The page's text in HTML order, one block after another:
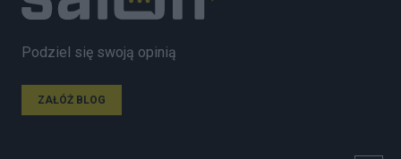
Podziel się swoją opinią
ZAŁÓŻ BLOG